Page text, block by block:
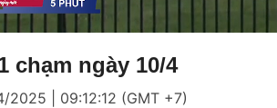
Loaded
12.89%
chạm ngày 10/4
2025 | 09:12:12 (GMT +7)